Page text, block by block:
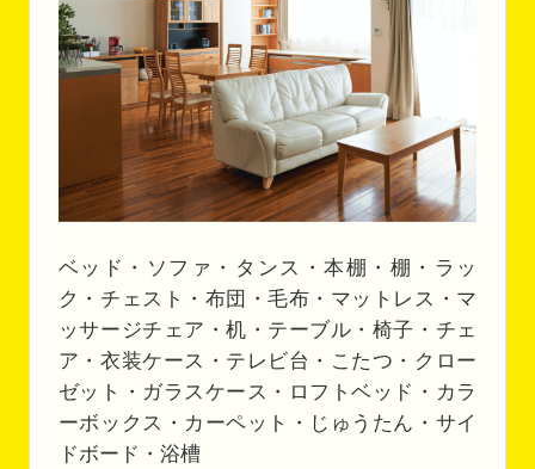
ベッド・ソファ・タンス・本棚・棚・ラッ
ク・チェスト・布団・毛布・マットレス・マ
ッサージチェア・机・テーブル・椅子・チェ
ア・衣装ケース・テレビ台・こたつ・クロー
ゼット・ガラスケース・ロフトベッド・カラ
ーボックス・カーペット・じゅうたん・サイ
ドボード・浴槽